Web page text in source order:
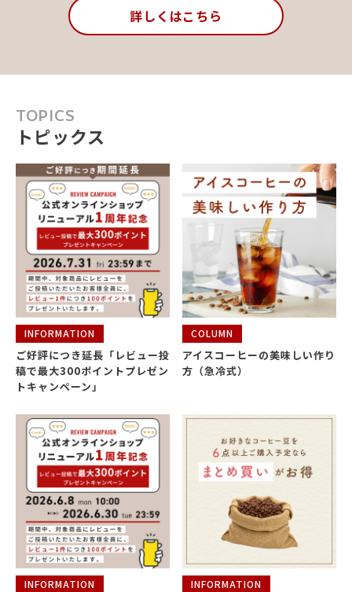
詳しくはこちら
TOPICS
トピックス
INFORMATION
ご好評につき延長「レビュー投
稿で最大300ポイントプレゼン
トキャンペーン」
COLUMN
アイスコーヒーの美味しい作り
方（急冷式）
INFORMATION INFORMATION